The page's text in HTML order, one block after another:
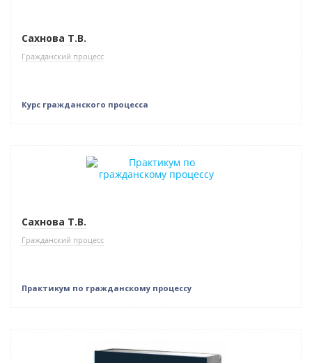
Сахнова Т.В.
Гражданский процесс
Курс гражданского процесса
Нет в наличии
Сахнова Т.В.
Гражданский процесс
Практикум по гражданскому процессу